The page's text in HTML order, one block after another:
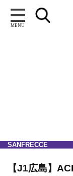
MENU
SANFRECCE
【J1広島】